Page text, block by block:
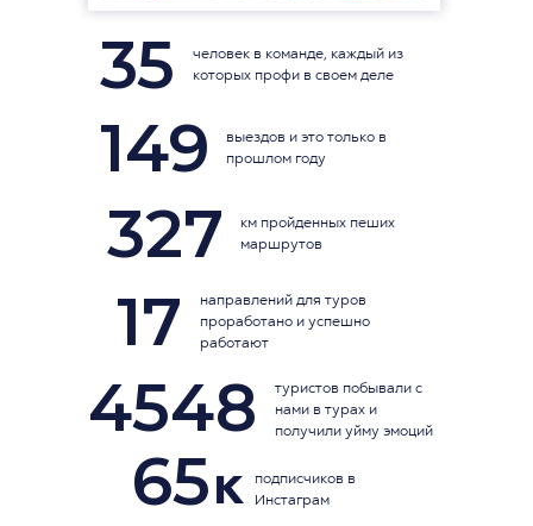
км пройденных пеших
маршрутов
327
направлений для туров
проработано и успешно
работают
17
туристов побывали с
нами в турах и
получили уйму эмоций
4548
подписчиков в
Инстаграм
к
65
выездов и это только в
прошлом году
149
человек в команде, каждый из
которых профи в своем деле
35